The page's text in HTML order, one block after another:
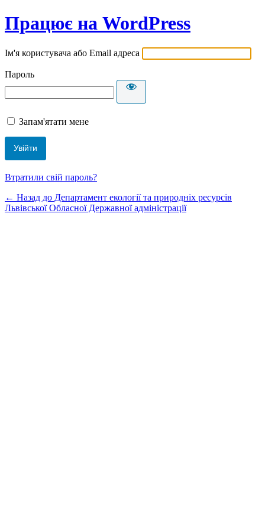
Працює на WordPress
Ім'я користувача або Email адреса
Пароль
Запам'ятати мене
Втратили свій пароль?
← Назад до Департамент екології та природніх ресурсів
Львівської Обласної Державної адміністрації